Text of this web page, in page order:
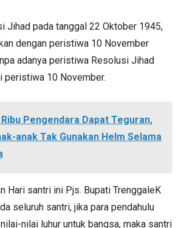
Jihad pada tanggal 22 Oktober 1945,
dengan peristiwa 10 November
adanya peristiwa Resolusi Jihad
peristiwa 10 November.
Pengendara Dapat Teguran,
anak Tak Gunakan Helm Selama
Hari santri ini Pjs. Bupati TrenggaleK
seluruh santri, jika para pendahulu
nilai luhur untuk bangsa, maka santri